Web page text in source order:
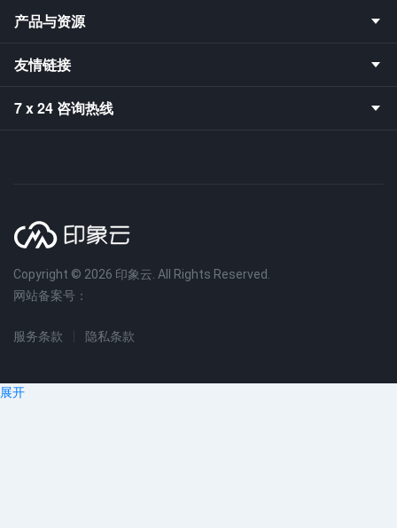
产品与资源
友情链接
7 x 24 咨询热线
Copyright © 2026 印象云. All Rights Reserved.
网站备案号：
服务条款 隐私条款
展开